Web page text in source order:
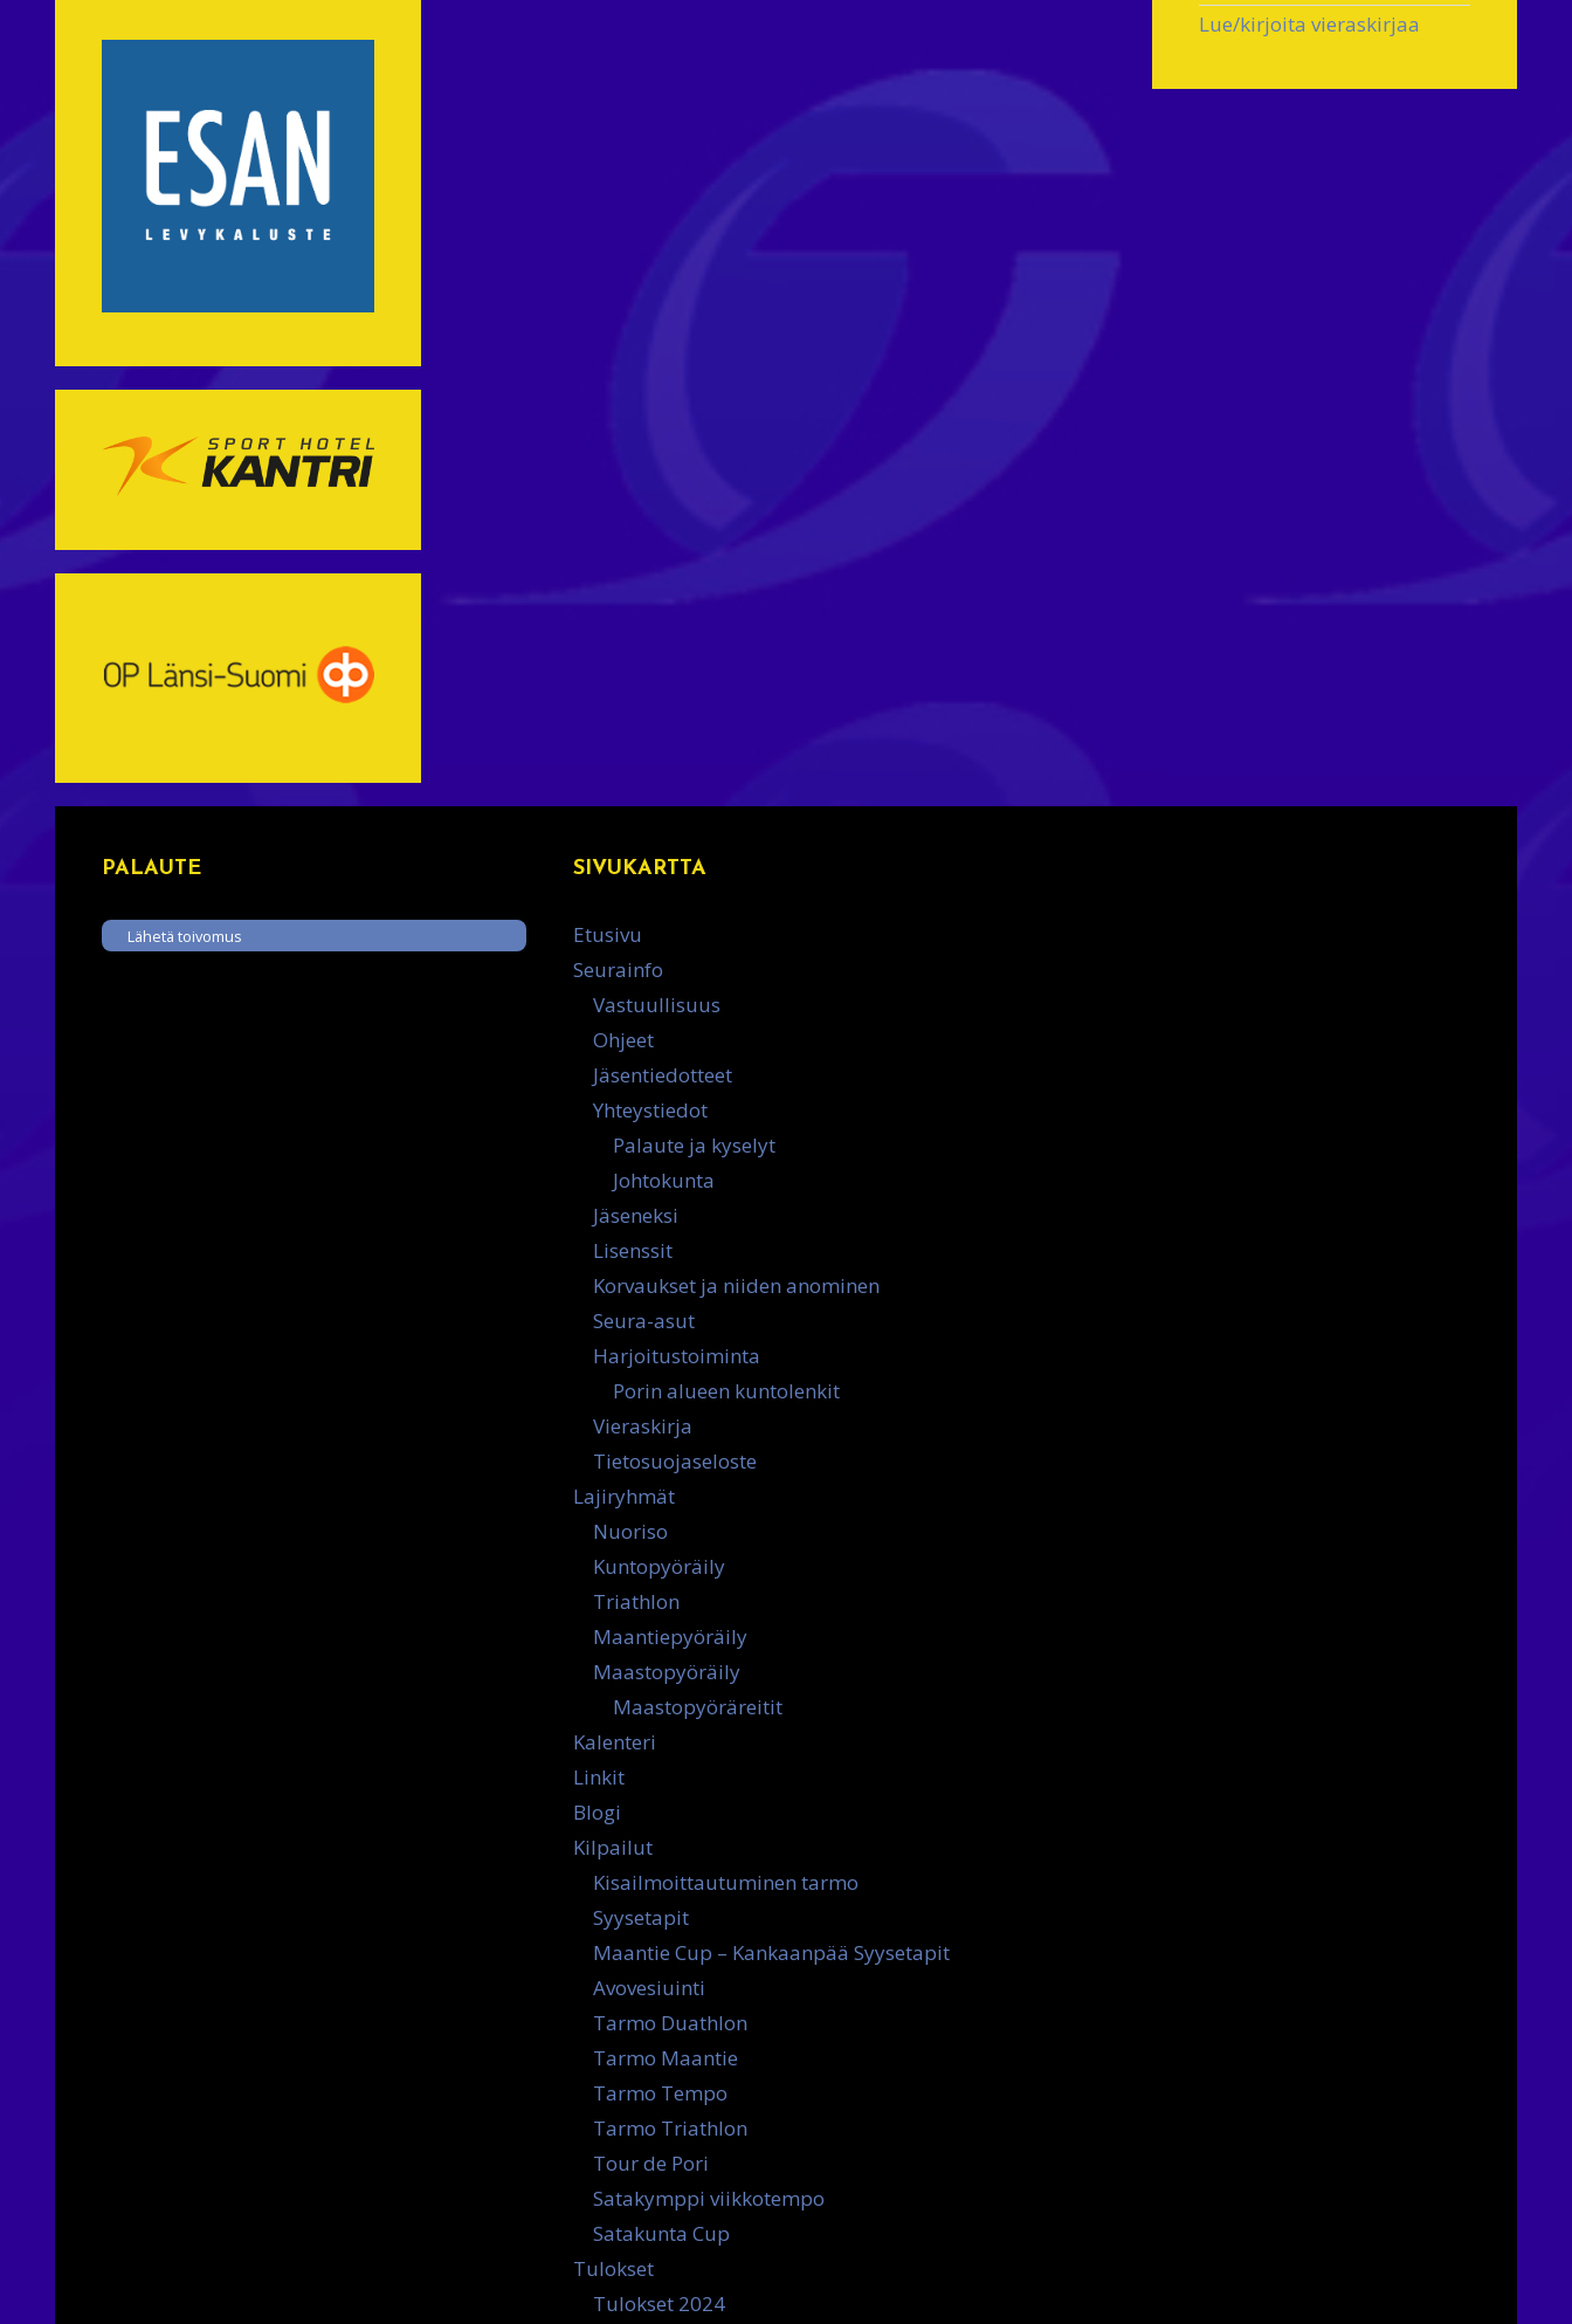
Lue/kirjoita vieraskirjaa
PALAUTE
Lähetä toivomus
SIVUKARTTA
Etusivu
Seurainfo
Vastuullisuus
Ohjeet
Jäsentiedotteet
Yhteystiedot
Palaute ja kyselyt
Johtokunta
Jäseneksi
Lisenssit
Korvaukset ja niiden anominen
Seura-asut
Harjoitustoiminta
Porin alueen kuntolenkit
Vieraskirja
Tietosuojaseloste
Lajiryhmät
Nuoriso
Kuntopyöräily
Triathlon
Maantiepyöräily
Maastopyöräily
Maastopyöräreitit
Kalenteri
Linkit
Blogi
Kilpailut
Kisailmoittautuminen tarmo
Syysetapit
Maantie Cup – Kankaanpää Syysetapit
Avovesiuinti
Tarmo Duathlon
Tarmo Maantie
Tarmo Tempo
Tarmo Triathlon
Tour de Pori
Satakymppi viikkotempo
Satakunta Cup
Tulokset
Tulokset 2024